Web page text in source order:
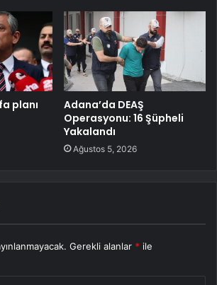
planı
Adana’da DEAŞ
Operasyonu: 16 Şüpheli
Yakalandı
Ağustos 5, 2026
Gerekli alanlar * ile